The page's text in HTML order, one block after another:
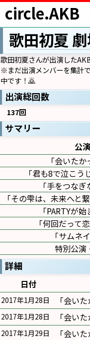
circle.AKB
歌田初夏
歌田初夏さんが出演した
※まだ出演メンバーを集計
中です！🙇
出演総回数
137回
サマリー
公
｢会いたか
｢君も8で泣こう
｢手をつなぎ
｢その雫は、未来へと
｢PARTYが
｢何回だって
｢サムネ
特別公演
詳細
日付
2017年1月28日 ｢会い
2017年1月28日 ｢会い
2017年1月29日 ｢会い